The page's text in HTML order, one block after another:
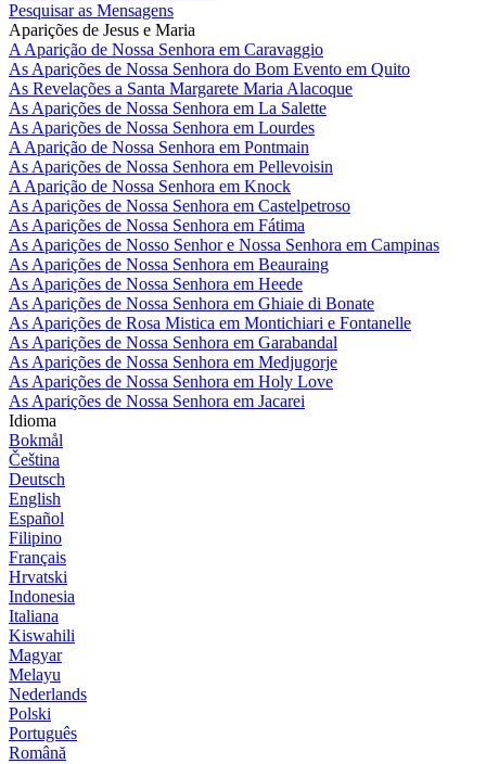
Pesquisar as Mensagens
Aparições de Jesus e Maria
A Aparição de Nossa Senhora em Caravaggio
As Aparições de Nossa Senhora do Bom Evento em Quito
As Revelações a Santa Margarete Maria Alacoque
As Aparições de Nossa Senhora em La Salette
As Aparições de Nossa Senhora em Lourdes
A Aparição de Nossa Senhora em Pontmain
As Aparições de Nossa Senhora em Pellevoisin
A Aparição de Nossa Senhora em Knock
As Aparições de Nossa Senhora em Castelpetroso
As Aparições de Nossa Senhora em Fátima
As Aparições de Nosso Senhor e Nossa Senhora em Campinas
As Aparições de Nossa Senhora em Beauraing
As Aparições de Nossa Senhora em Heede
As Aparições de Nossa Senhora em Ghiaie di Bonate
As Aparições de Rosa Mistica em Montichiari e Fontanelle
As Aparições de Nossa Senhora em Garabandal
As Aparições de Nossa Senhora em Medjugorje
As Aparições de Nossa Senhora em Holy Love
As Aparições de Nossa Senhora em Jacarei
Idioma
Bokmål
Čeština
Deutsch
English
Español
Filipino
Français
Hrvatski
Indonesia
Italiana
Kiswahili
Magyar
Melayu
Nederlands
Polski
Português
Română